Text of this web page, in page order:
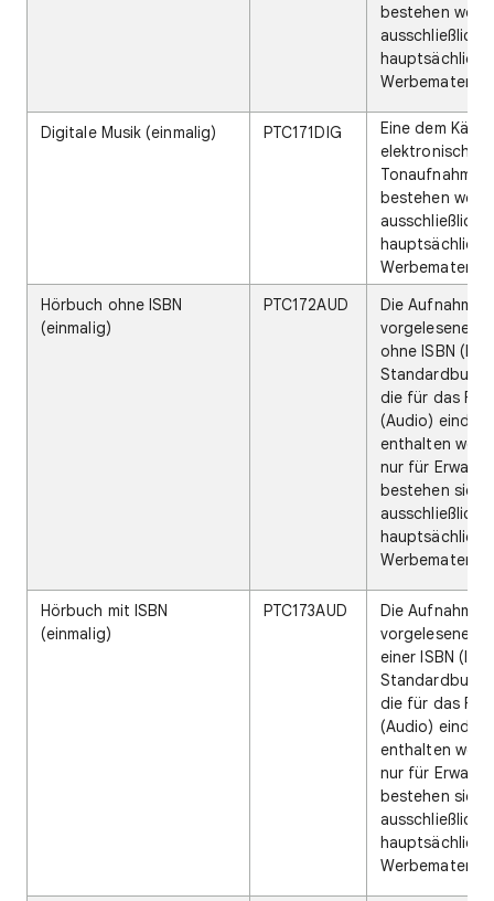
bestehen
ausschließlich
hauptsächlich
Werbematerial.
Digitale Musik (einmalig) PTC171DIG
Eine dem
elektronisch
Tonaufnahme.
bestehen
ausschließlich
hauptsächlich
Werbematerial.
Hörbuch ohne ISBN
(einmalig)
PTC172AUD
Die Aufnahme
vorgelesenen
ohne ISBN
die für das
(Audio)
enthalten
nur für
bestehen sie
ausschließlich
hauptsächlich
Werbematerial.
Hörbuch mit ISBN
(einmalig)
PTC173AUD
Die Aufnahme
vorgelesenen
einer ISBN
die für das
(Audio)
enthalten
nur für
bestehen sie
ausschließlich
hauptsächlich
Werbematerial.